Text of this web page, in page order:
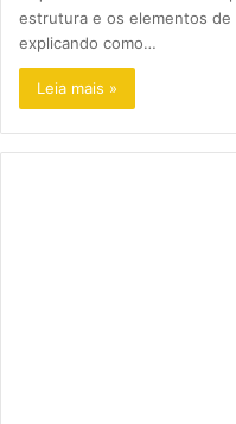
estrutura e os elementos de
explicando como…
Leia mais »